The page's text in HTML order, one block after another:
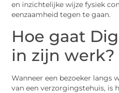
en inzichtelijke wijze fysiek
eenzaamheid tegen te gaan.
Hoe gaat
in zijn werk?
Wanneer een bezoeker langs
van een verzorgingstehuis, is